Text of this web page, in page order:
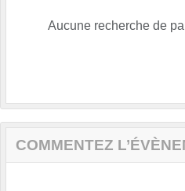
Aucune recherche de
COMMENTEZ